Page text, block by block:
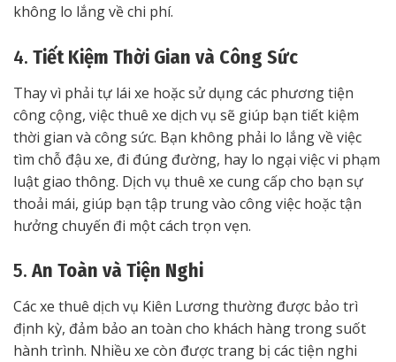
không lo lắng về chi phí.
4. Tiết Kiệm Thời Gian và Công Sức
Thay vì phải tự lái xe hoặc sử dụng các phương tiện
công cộng, việc thuê xe dịch vụ sẽ giúp bạn tiết kiệm
thời gian và công sức. Bạn không phải lo lắng về việc
tìm chỗ đậu xe, đi đúng đường, hay lo ngại việc vi phạm
luật giao thông. Dịch vụ thuê xe cung cấp cho bạn sự
thoải mái, giúp bạn tập trung vào công việc hoặc tận
hưởng chuyến đi một cách trọn vẹn.
5. An Toàn và Tiện Nghi
Các xe thuê dịch vụ Kiên Lương thường được bảo trì
định kỳ, đảm bảo an toàn cho khách hàng trong suốt
hành trình. Nhiều xe còn được trang bị các tiện nghi